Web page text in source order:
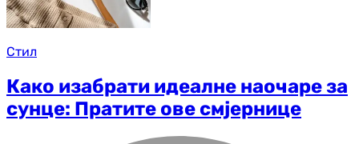
Стил
Како изабрати идеалне наочаре за
сунце: Пратите ове смјернице